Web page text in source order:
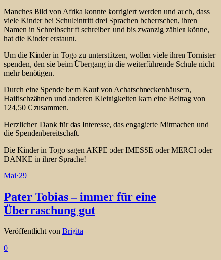
Manches Bild von Afrika konnte korrigiert werden und auch, dass
viele Kinder bei Schuleintritt drei Sprachen beherrschen, ihren
Namen in Schreibschrift schreiben und bis zwanzig zählen könne,
hat die Kinder erstaunt.
Um die Kinder in Togo zu unterstützen, wollen viele ihren Tornister
spenden, den sie beim Übergang in die weiterführende Schule nicht
mehr benötigen.
Durch eine Spende beim Kauf von Achatschneckenhäusern,
Haifischzähnen und anderen Kleinigkeiten kam eine Beitrag von
124,50 € zusammen.
Herzlichen Dank für das Interesse, das engagierte Mitmachen und
die Spendenbereitschaft.
Die Kinder in Togo sagen AKPE oder IMESSE oder MERCI oder
DANKE in ihrer Sprache!
Mai·29
Pater Tobias – immer für eine
Überraschung gut
Veröffentlicht von Brigita
0